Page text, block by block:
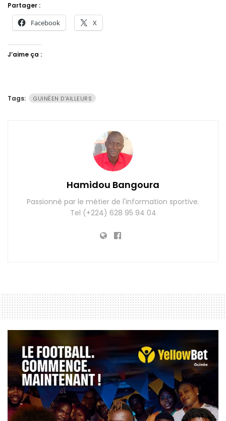
Partager :
Facebook X
J’aime ça :
Tags: GUINÉEN D'AILLEURS
Hamidou Bangoura
Passionné par le métier de l'information sportive.
Tel (+224) 628 95 94 04